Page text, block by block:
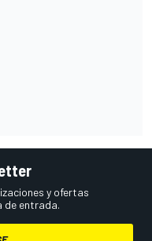
y ofertas
de entrada.